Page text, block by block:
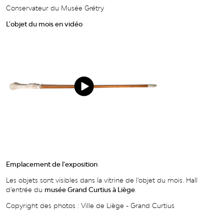
Conservateur du Musée Grétry
L'objet du mois en vidéo
Emplacement de l'exposition
Les objets sont visibles dans la vitrine de l'objet du mois. Hall
d'entrée du musée Grand Curtius à Liège
Copyright des photos : Ville de Liège - Grand Curtius